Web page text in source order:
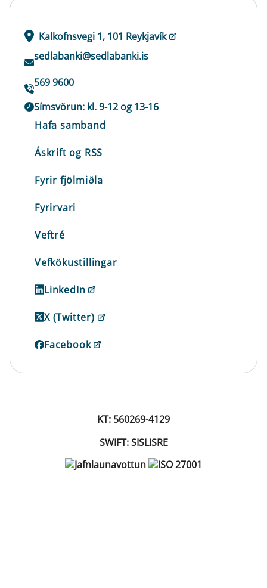
Kalkofnsvegi 1, 101 Reykjavík
sedlabanki@sedlabanki.is
569 9600
Símsvörun: kl. 9-12 og 13-16
Hafa samband
Áskrift og RSS
Fyrir fjölmiðla
Fyrirvari
Veftré
Vefkökustillingar
LinkedIn
X (Twitter)
Facebook
KT: 560269-4129
SWIFT: SISLISRE